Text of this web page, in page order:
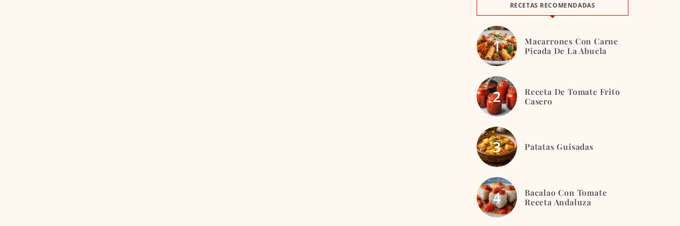
RECETAS RECOMENDADAS
Macarrones Con Carne
Picada De La Abuela
Receta De Tomate Frito
Casero
Patatas Guisadas
Bacalao Con Tomate
Receta Andaluza